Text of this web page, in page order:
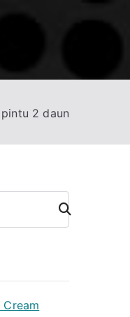
pintu 2 daun
Cari
Cream